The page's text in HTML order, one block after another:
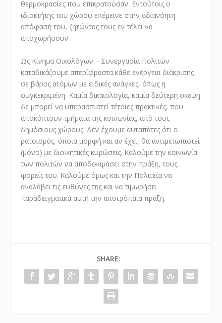
θερμοκρασίες που επικρατούσαν. Εντούτοις ο
ιδιοκτήτης του χώρου επέμεινε στην αδιανόητη
απόφασή του, ζητώντας τους εν τέλει να
αποχωρήσουν.
Ως Κίνημα Οικολόγων – Συνεργασία Πολιτών
καταδικάζουμε απερίφραστα κάθε ενέργεια διάκρισης
σε βάρος ατόμων με ειδικές ανάγκες, όπως η
συγκεκριμένη. Καμία δικαιολογία, καμία δεύτερη σκέψη
δε μπορεί να υπερασπιστεί τέτοιες πρακτικές, που
αποκόπτουν τμήματα της κοινωνίας, από τους
δημόσιους χώρους. Δεν έχουμε αυταπάτες ότι ο
ρατσισμός, όποια μορφή και αν έχει, θα αντιμετωπιστεί
(μόνο) με διοικητικές κυρώσεις. Καλούμε την κοινωνία
των πολιτών να αποδοκιμάσει στην πράξη, τους
φορείς του. Καλούμε όμως και την Πολιτεία να
αναλάβει τις ευθύνες της και να τιμωρήσει
παραδειγματικά αυτή την αποτρόπαια πράξη.
SHARE: